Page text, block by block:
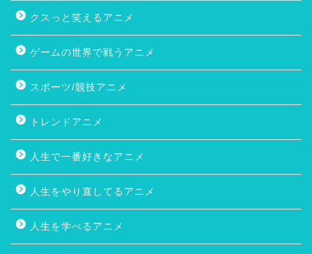
クスっと笑えるアニメ
ゲームの世界で戦うアニメ
スポーツ/競技アニメ
トレンドアニメ
人生で一番好きなアニメ
人生をやり直してるアニメ
人生を学べるアニメ